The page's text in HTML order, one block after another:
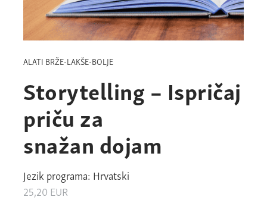
ALATI BRŽE-LAKŠE-BOLJE
Storytelling – Ispričaj
priču za
snažan dojam
Jezik programa: Hrvatski
25,20 EUR